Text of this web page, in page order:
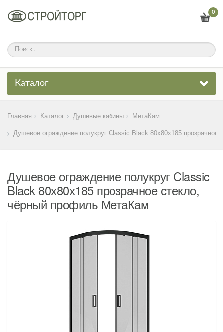
0
Каталог
Главная Каталог Душевые кабины МетаКам
Душевое ограждение полукруг Classic Black 80х80х185 прозрачное
Душевое ограждение полукруг Classic
Black 80х80х185 прозрачное стекло,
чёрный профиль МетаКам